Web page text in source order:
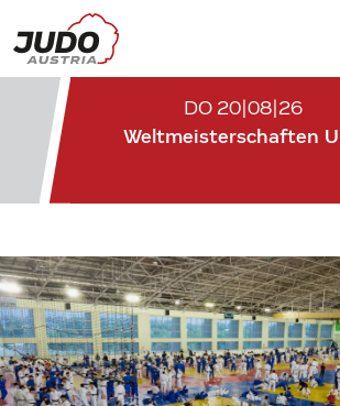
DO 20|08|26
Weltmeisterschaften